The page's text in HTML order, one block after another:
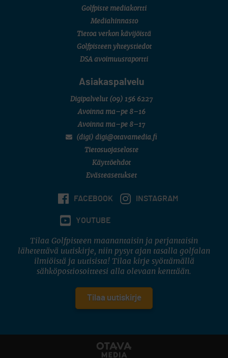
Golfpiste mediakortti
Mediahinnasto
Tietoa verkon kävijöistä
Golfpisteen yhteystiedot
DSA avoimuusraportti
Asiakaspalvelu
Digipalvelut (09) 156 6227
Avoinna ma–pe 8–16
Avoinna ma–pe 8–17
(digi) digi@otavamedia.fi
Tietosuojaseloste
Käyttöehdot
Evästeasetukset
FACEBOOK INSTAGRAM
YOUTUBE
Tilaa Golfpisteen maanantaisin ja perjantaisin
lähetettävä uutiskirje, niin pysyt ajan tasalla golfalan
ilmiöistä ja uutisista! Tilaa kirje syöttämällä
sähköpostiosoitteesi alla olevaan kenttään.
Tilaa uutiskirje